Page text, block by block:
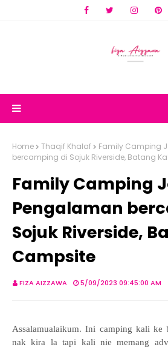
Home Thaqif Khalaf
Family Camping
bercamping di Sojuk Riverside, Batang
Family Camping
Pengalaman
Sojuk Riverside,
Campsite
FIZA AIZZAWA 5/09/2023 09:45:00 AM
Assalamualaikum. Ini camping kali ke
nak kira la tapi kali nie memang